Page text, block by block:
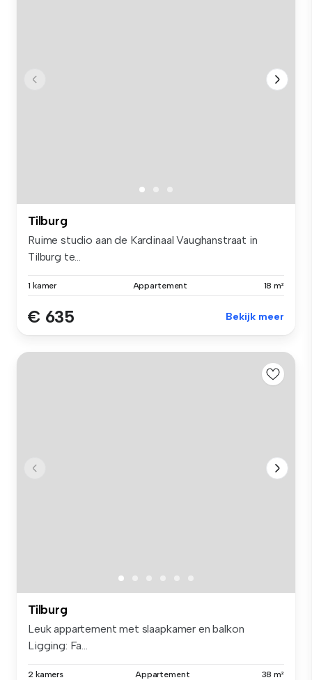
Tilburg
Ruime studio aan de Kardinaal Vaughanstraat in
Tilburg te...
1 kamer Appartement 18 m²
€ 635 Bekijk meer
Tilburg
Leuk appartement met slaapkamer en balkon
Ligging: Fa...
2 kamers Appartement 38 m²